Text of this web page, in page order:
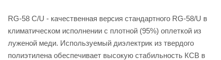
RG-58 C/U - качественная версия стандартного RG-58/U в
климатическом исполнении с плотной (95%) оплеткой из
луженой меди. Используемый диэлектрик из твердого
полиэтилена обеспечивает высокую стабильность КСВ в